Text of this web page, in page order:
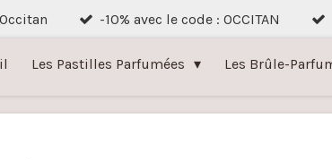
-10% avec le code : OCCITAN
Les Pastilles Parfumées Les Brûle-